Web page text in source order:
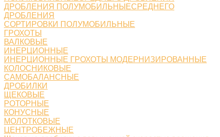
ДРОБЛЕНИЯ ПОЛУМОБИЛЬНЫЕСРЕДНЕГО
ДРОБЛЕНИЯ
СОРТИРОВКИ ПОЛУМОБИЛЬНЫЕ
ГРОХОТЫ
ВАЛКОВЫЕ
ИНЕРЦИОННЫЕ
ИНЕРЦИОННЫЕ ГРОХОТЫ МОДЕРНИЗИРОВАННЫЕ
КОЛОСНИКОВЫЕ
САМОБАЛАНСНЫЕ
ДРОБИЛКИ
ЩЕКОВЫЕ
РОТОРНЫЕ
КОНУСНЫЕ
МОЛОТКОВЫЕ
ЦЕНТРОБЕЖНЫЕ